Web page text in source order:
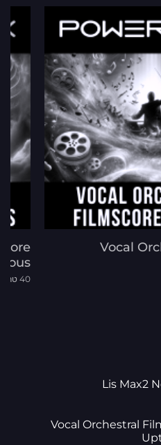
Vocal
40 טראקים
Lis Max2
Vocal Orchestral